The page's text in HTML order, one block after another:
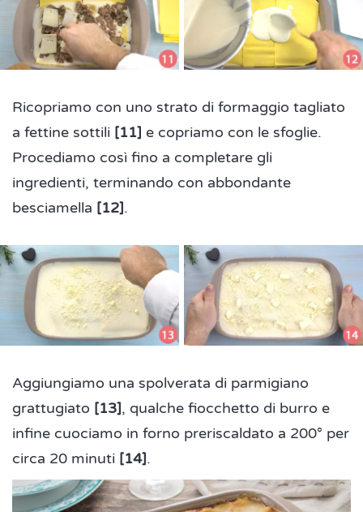
Ricopriamo con uno strato di formaggio tagliato
a fettine sottili [11] e copriamo con le sfoglie.
Procediamo così fino a completare gli
ingredienti, terminando con abbondante
besciamella [12].
Aggiungiamo una spolverata di parmigiano
grattugiato [13], qualche fiocchetto di burro e
infine cuociamo in forno preriscaldato a 200° per
circa 20 minuti [14].